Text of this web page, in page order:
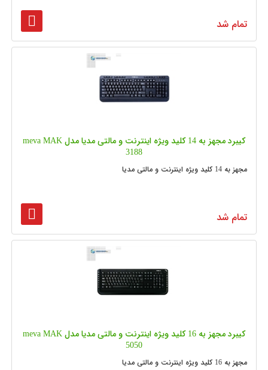
تمام شد
کیبرد مجهز به 14 کلید ویژه اینترنت و مالتی مدیا مدل meva MAK
3188
مجهز به 14 کلید ویژه اینترنت و مالتی مدیا
تمام شد
کیبرد مجهز به 16 کلید ویژه اینترنت و مالتی مدیا مدل meva MAK
5050
مجهز به 16 کلید ویژه اینترنت و مالتی مدیا